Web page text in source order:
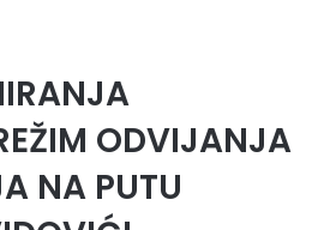
ODVIJANJA
NA PUTU